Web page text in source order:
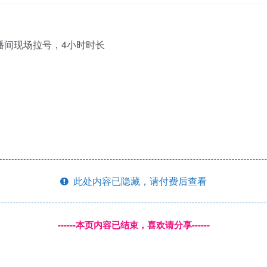
此处内容已隐藏，请付费后查看
------本页内容已结束，喜欢请分享------